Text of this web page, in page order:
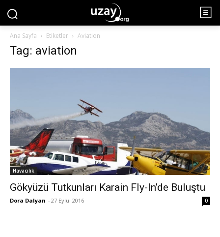
Ana Sayfa Etiketler Aviation
Tag: aviation
Havacılık
Gökyüzü Tutkunları Karain Fly-In’de Buluştu
Dora Dalyan - 27 Eylül 2016 0